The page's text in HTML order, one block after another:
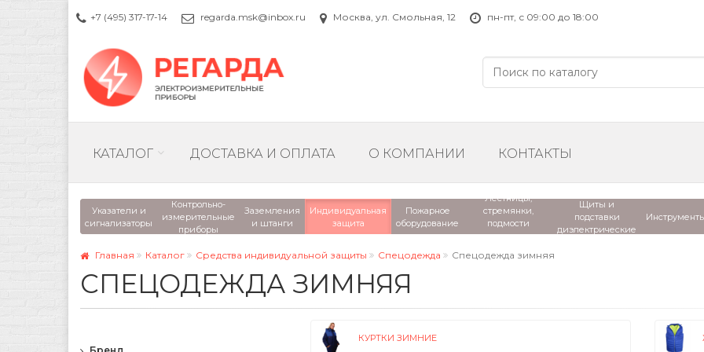
+7 (495) 317-17-14 regarda.msk@inbox.ru Москва, ул. Смольная, 12 пн-пт, с 09:00 до 18:00
КАТАЛОГ ДОСТАВКА И ОПЛАТА О КОМПАНИИ КОНТАКТЫ
Указатели и
сигнализаторы
Контрольно-
измерительные
приборы
Заземления
и штанги
Индивидуальная
защита
Пожарное
оборудование
Лестницы,
стремянки,
подмости
диэлектрические
Щиты и
подставки
диэлектрические
Главная Каталог Средства индивидуальной защиты Спецодежда Спецодежда зимняя
СПЕЦОДЕЖДА ЗИМНЯЯ
КУРТКИ ЗИМНИЕ